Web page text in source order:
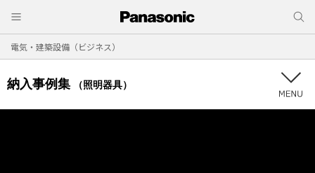
電気・建築設備（ビジネス）
納入事例集 （照明器具）